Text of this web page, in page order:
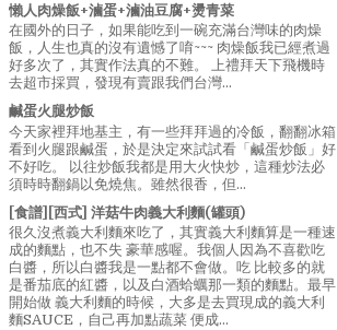
懶人肉燥飯+滷蛋+滷油豆腐+燙青菜
在國外的日子，如果能吃到一碗充滿台灣味的肉燥
飯，人生也真的沒有遺憾了唷~~~ 肉燥飯我已經煮過
好多次了，其實作法真的不難。 上禮拜天下飛機時
去超市採買，發現有賣跟我們台灣...
鹹蛋火腿炒飯
今天家裡拜地基主，有一些拜拜過的冷飯，翻翻冰箱
看到火腿跟鹹蛋，於是決定來試試看「鹹蛋炒飯」好
不好吃。 以往炒飯我都是用大火快炒，這種炒法必
須時時翻鍋以免燒焦。雖然很香，但...
[食譜][西式] 洋菇牛肉義大利麵(罐頭)
很久沒煮義大利麵來吃了，其實義大利麵算是一種速
成的麵點，也不失 豪華感喔。我個人因為不喜歡吃
白醬，所以白醬我是一點都不會做。吃 比較多的就
是番茄底的紅醬，以及白酒蛤蠣那一類的麵點。最早
開始做 義大利麵的時候，大多是去買現成的義大利
麵SAUCE，自己再加點蔬菜 便成...